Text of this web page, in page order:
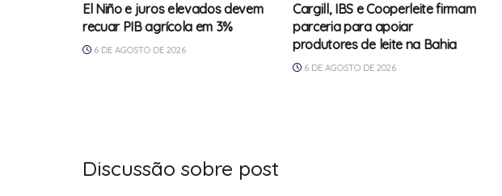
El Niño e juros elevados devem
recuar PIB agrícola em 3%
6 DE AGOSTO DE 2026
Cargill, IBS e Cooperleite firmam
parceria para apoiar
produtores de leite na Bahia
6 DE AGOSTO DE 2026
Discussão sobre post